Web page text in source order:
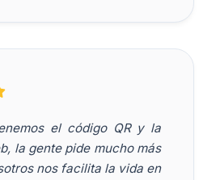
el código QR y la
la gente pide mucho más
nos facilita la vida en